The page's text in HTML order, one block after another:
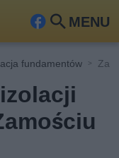
MENU
Fa
ook
Szu
fundamentów